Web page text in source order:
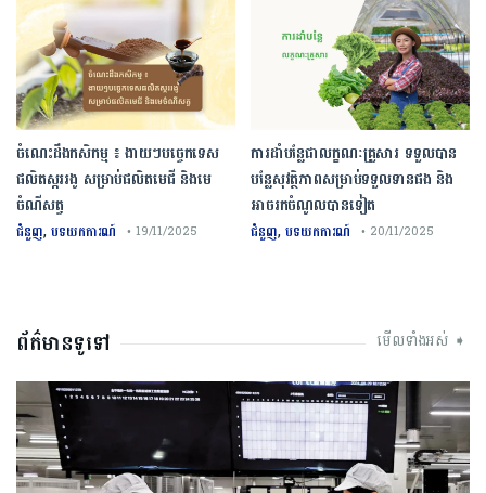
ការដាំបន្លែជាលក្ខណៈគ្រួសារ ទទួលបាន
បន្លែសុវត្ថិភាពសម្រាប់ទទួលទានផង និង
អាចរកចំណូលបានទៀត
ជំនួញ,បទយកការណ៍ • 20/11/2025
ចំណេះដឹងកសិកម្ម ៖ ងាយៗបច្ចេកទេស
ផលិតស្កររងូ សម្រាប់ផលិតមេជី និងមេ
ចំណីសត្វ
ជំនួញ,បទយកការណ៍ • 19/11/2025
ព័ត៌មានទូទៅ មើលទាំងអស់ ➧